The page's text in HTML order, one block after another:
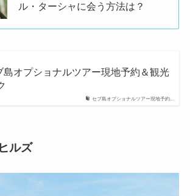
ル・ターシャに会う方法は？
セブ島オプショナルツアー現地予約...
島オプショナルツアー現地予約＆観光
ルズ